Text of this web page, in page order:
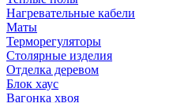
Нагревательные кабели
Маты
Терморегуляторы
Столярные изделия
Отделка деревом
Блок хаус
Вагонка хвоя